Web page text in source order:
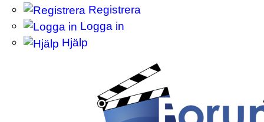
Registrera
Logga in
Hjälp